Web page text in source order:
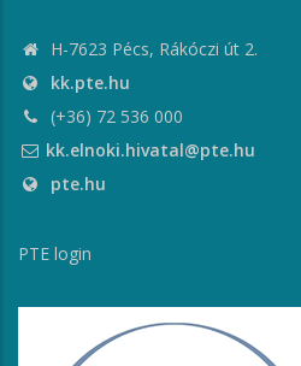
H-7623 Pécs, Rákóczi út 2.
kk.pte.hu
(+36) 72 536 000
kk.elnoki.hivatal@pte.hu
pte.hu
PTE login